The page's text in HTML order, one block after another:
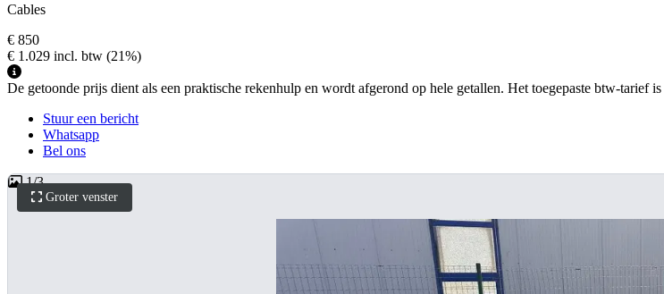
Cables
€ 850
€ 1.029 incl. btw (21%)
De getoonde prijs dient als een praktische rekenhulp en wordt afgerond op hele getallen. Het toegepaste btw-tarief
Stuur een bericht
Whatsapp
Bel ons
Groter venster
1/3